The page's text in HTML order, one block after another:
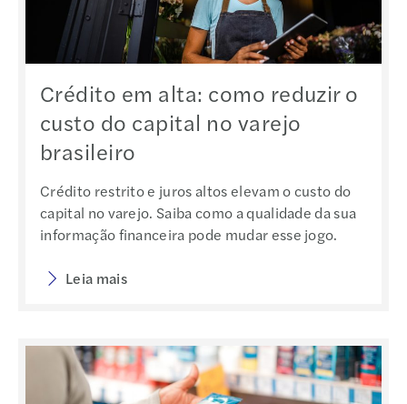
Crédito em alta: como reduzir o
custo do capital no varejo
brasileiro
Crédito restrito e juros altos elevam o custo do
capital no varejo. Saiba como a qualidade da sua
informação financeira pode mudar esse jogo.
Leia mais